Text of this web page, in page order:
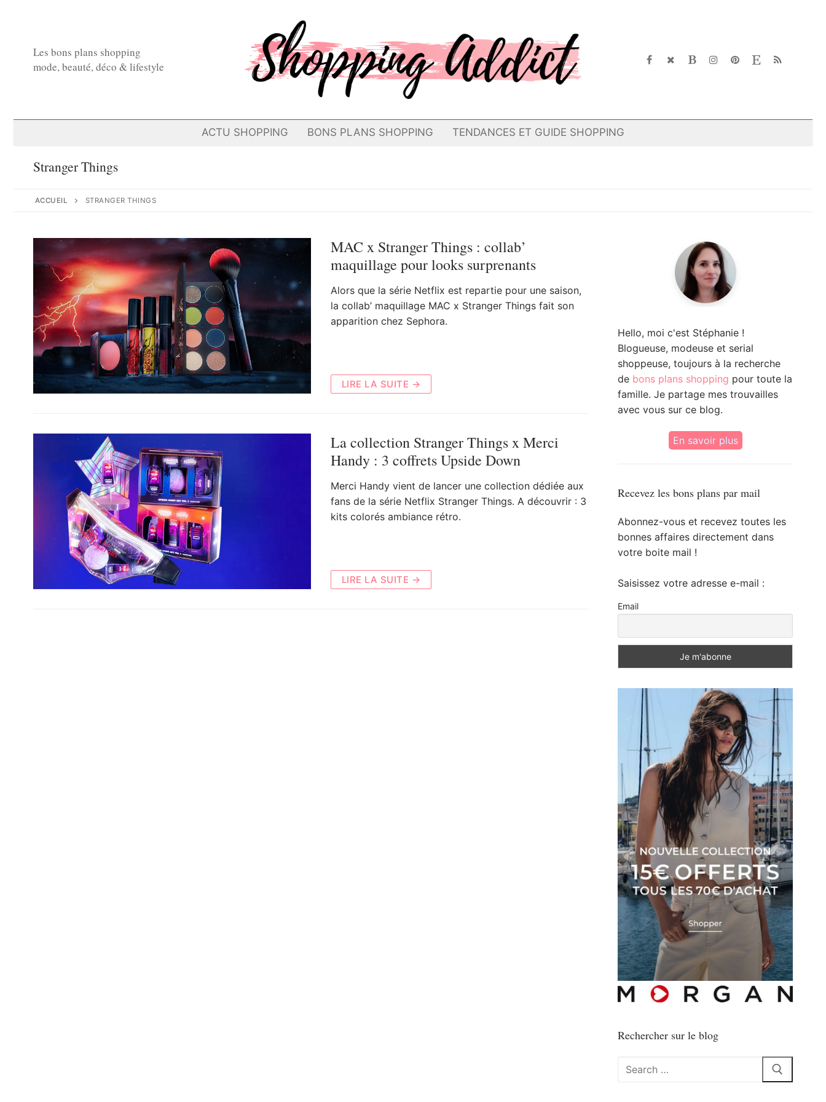
Les bons plans shopping
mode, beauté, déco & lifestyle
ACTU SHOPPING BONS PLANS SHOPPING TENDANCES ET GUIDE SHOPPING
Stranger Things
ACCUEIL STRANGER THINGS
MAC x Stranger Things : collab’
maquillage pour looks surprenants
Alors que la série Netflix est repartie pour une saison,
la collab’ maquillage MAC x Stranger Things fait son
apparition chez Sephora.
LIRE LA SUITE →
La collection Stranger Things x Merci
Handy : 3 coffrets Upside Down
Merci Handy vient de lancer une collection dédiée aux
fans de la série Netflix Stranger Things. A découvrir : 3
kits colorés ambiance rétro.
LIRE LA SUITE →
Hello, moi c'est Stéphanie !
Blogueuse, modeuse et serial
shoppeuse, toujours à la recherche
de bons plans shopping pour toute la
famille. Je partage mes trouvailles
avec vous sur ce blog.
En savoir plus
Recevez les bons plans par mail
Abonnez-vous et recevez toutes les
bonnes affaires directement dans
votre boite mail !
Saisissez votre adresse e-mail :
Email
Rechercher sur le blog
Rechercher